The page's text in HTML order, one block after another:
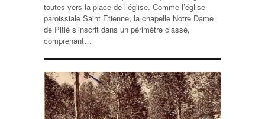
toutes vers la place de l’église. Comme l’église
paroissiale Saint Etienne, la chapelle Notre Dame
de Pitié s’inscrit dans un périmètre classé,
comprenant…